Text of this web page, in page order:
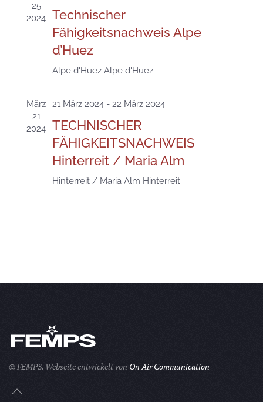
25
2024
Technischer
Fähigkeitsnachweis Alpe
d’Huez
Alpe d'Huez Alpe d'Huez
März
21
2024
21 März 2024- 22 März 2024
TECHNISCHER
FÄHIGKEITSNACHWEIS
Hinterreit / Maria Alm
Hinterreit / Maria Alm Hinterreit
© FEMPS. Webseite entwickelt von On Air Communication